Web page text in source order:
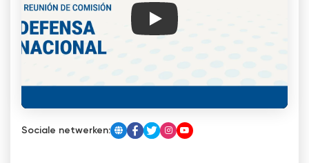
Sociale netwerken: